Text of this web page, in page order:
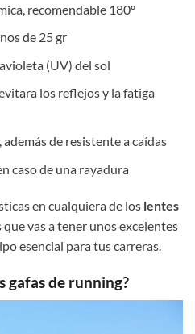
recomendable 180º
de 25 gr
(UV) del sol
los reflejos y la fatiga
de resistente a caídas
caso de una rayadura
en cualquiera de los lentes
vas a tener unos excelentes
esencial para tus carreras.
gafas de running?